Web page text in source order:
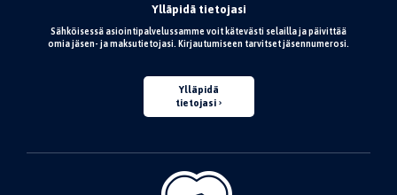
Ylläpidä tietojasi
Sähköisessä asiointipalvelussamme voit kätevästi selailla ja päivittää
omia jäsen- ja maksutietojasi. Kirjautumiseen tarvitset jäsennumerosi.
Ylläpidä
tietojasi